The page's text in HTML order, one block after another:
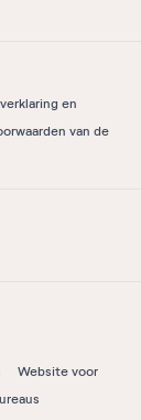
en
van de
Website voor